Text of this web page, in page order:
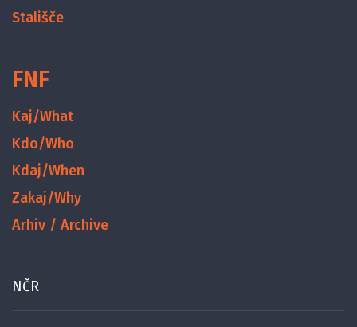
Stališče
FNF
Kaj/What
Kdo/Who
Kdaj/When
Zakaj/Why
Arhiv / Archive
NČR